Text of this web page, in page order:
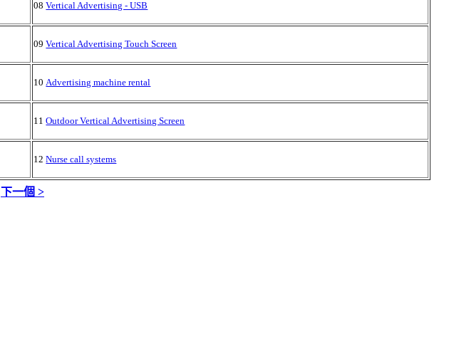
08Vertical Advertising - USB
09Vertical Advertising Touch Screen
10 Advertising machine rental
11Outdoor Vertical Advertising Screen
12Nurse call systems
下一個 >